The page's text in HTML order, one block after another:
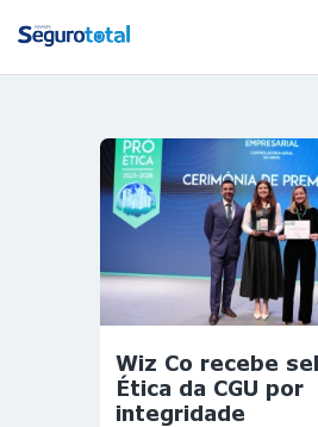
NOTÍCIAS
REVISTA
ESPECIAIS
GAIVOTA DE
OURO
MULHERES
GESTORAS
Wiz Co recebe
Ética da CGU por
integridade